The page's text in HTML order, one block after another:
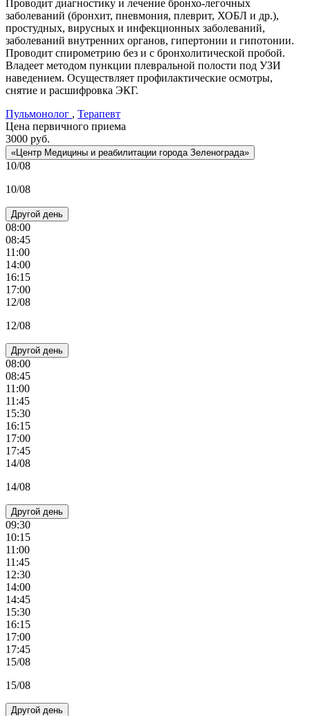
Проводит диагностику и лечение бронхо-легочных
заболеваний (бронхит, пневмония, плеврит, ХОБЛ и др.),
простудных, вирусных и инфекционных заболеваний,
заболеваний внутренних органов, гипертонии и гипотонии.
Проводит спирометрию без и с бронхолитической пробой.
Владеет методом пункции плевральной полости под УЗИ
наведением. Осуществляет профилактические осмотры,
снятие и расшифровка ЭКГ.
Пульмонолог , Терапевт
Цена первичного приема
3000 руб.
«Центр Медицины и реабилитации города Зеленограда»
10/08
10/08
Другой день
08:00
08:45
11:00
14:00
16:15
17:00
12/08
12/08
Другой день
08:00
08:45
11:00
11:45
15:30
16:15
17:00
17:45
14/08
14/08
Другой день
09:30
10:15
11:00
11:45
12:30
14:00
14:45
15:30
16:15
17:00
17:45
15/08
15/08
Другой день